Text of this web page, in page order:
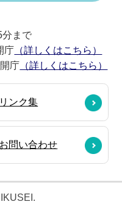
分まで
庁 （詳しくはこちら）
庁 （詳しくはこちら）
リンク集
お問い合わせ